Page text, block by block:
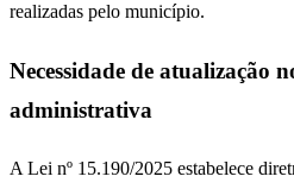
realizadas pelo município.
Necessidade de atualização
administrativa
A Lei nº 15.190/2025 estabelece